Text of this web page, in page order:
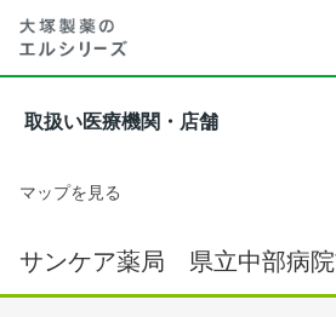
取扱い医療機関・店舗
マップを見る
サンケア薬局 県立中部病